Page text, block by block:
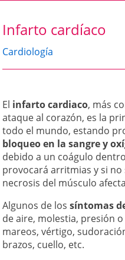
Infarto cardíaco
Cardiología
El infarto cardiaco, más
ataque al corazón, es la
todo el mundo, estando
bloqueo en la sangre y
debido a un coágulo
provocará arritmias y si
necrosis del músculo
Algunos de lossíntomas
de aire, molestia, presión
mareos, vértigo,
brazos, cuello, etc.